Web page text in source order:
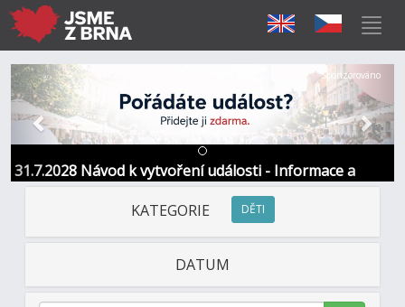
31.7.2028 Návod k vytvoření události - Informace a
kontakt
Předchozí Další
Sponzorováno
KATEGORIE DĚTI
DATUM